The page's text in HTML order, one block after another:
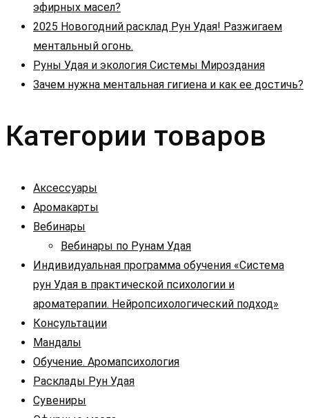
эфирных масел?
2025 Новогодний расклад Рун Удая! Разжигаем
ментальный огонь.
Руны Удая и экология Системы Мироздания
Зачем нужна ментальная гигиена и как ее достичь?
Категории товаров
Аксессуары
Аромакарты
Вебинары
Вебинары по Рунам Удая
Индивидуальная программа обучения «Система
рун Удая в практической психологии и
ароматерапии. Нейропсихологический подход»
Консультации
Мандалы
Обучение. Аромапсихология
Расклады Рун Удая
Сувениры